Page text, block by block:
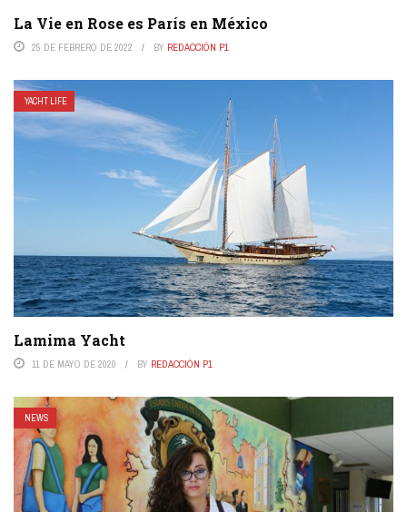
La Vie en Rose es París en México
25 DE FEBRERO DE 2022 BY REDACCIÓN P1
YACHT LIFE
Lamima Yacht
11 DE MAYO DE 2020 BY REDACCIÓN P1
NEWS